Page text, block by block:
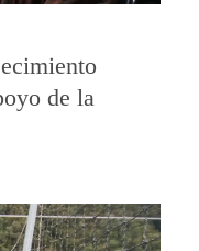
de la